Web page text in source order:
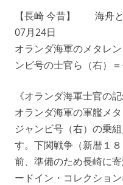
【長崎 今昔】 海
07月24日
オランダ海軍のメタレ
ンビ号の士官ら（右）
《オランダ海軍士官の記
オランダ海軍の軍艦メ
ジャンビ号（右）の乗
す。下関戦争（新暦１
前、準備のため長崎に
ードイン・コレクショ